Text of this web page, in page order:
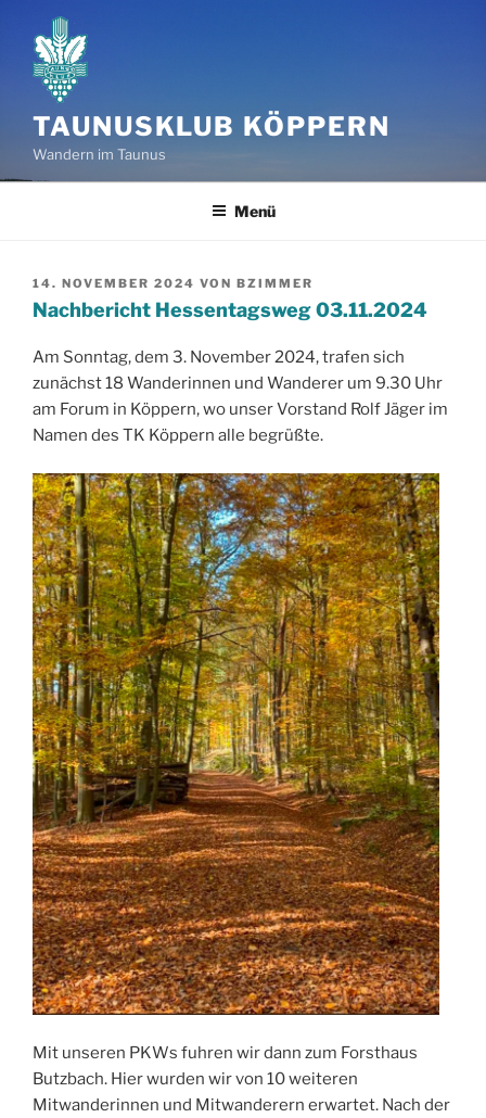
Inhalt
springen
TAUNUSKLUB KÖPPERN
Wandern im Taunus
Menü
VERÖFFENTLICHT
AM
14. NOVEMBER 2024 VON BZIMMER
Nachbericht Hessentagsweg 03.11.2024
Am Sonntag, dem 3. November 2024, trafen sich
zunächst 18 Wanderinnen und Wanderer um 9.30 Uhr
am Forum in Köppern, wo unser Vorstand Rolf Jäger im
Namen des TK Köppern alle begrüßte.
Mit unseren PKWs fuhren wir dann zum Forsthaus
Butzbach. Hier wurden wir von 10 weiteren
Mitwanderinnen und Mitwanderern erwartet. Nach der